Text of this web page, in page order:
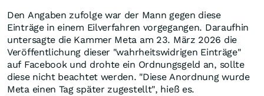
Den Angaben zufolge war der Mann gegen diese
Einträge in einem Eilverfahren vorgegangen. Daraufhin
untersagte die Kammer Meta am 23. März 2026 die
Veröffentlichung dieser "wahrheitswidrigen Einträge"
auf Facebook und drohte ein Ordnungsgeld an, sollte
diese nicht beachtet werden. "Diese Anordnung wurde
Meta einen Tag später zugestellt", hieß es.